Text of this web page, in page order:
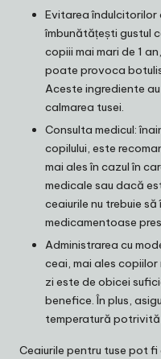
Evitarea
îmbunătățești gustul
copiii mai mari de 1
poate provoca
Aceste ingrediente
calmarea tusei.
Consulta medicul:
copilului, este
mai ales în cazul în
medicale sau dacă
ceaiurile nu trebuie
medicamentoase
Administrarea cu
ceai, mai ales
zi este de obicei
benefice. În plus,
temperatură
Ceaiurile pentru tuse pot